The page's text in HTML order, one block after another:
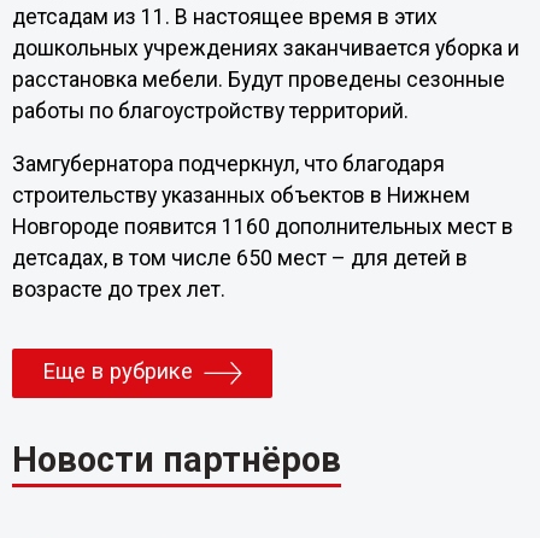
детсадам из 11. В настоящее время в этих
дошкольных учреждениях заканчивается уборка и
расстановка мебели. Будут проведены сезонные
работы по благоустройству территорий.
Замгубернатора подчеркнул, что благодаря
строительству указанных объектов в Нижнем
Новгороде появится 1160 дополнительных мест в
детсадах, в том числе 650 мест – для детей в
возрасте до трех лет.
Еще в рубрике
Новости партнёров